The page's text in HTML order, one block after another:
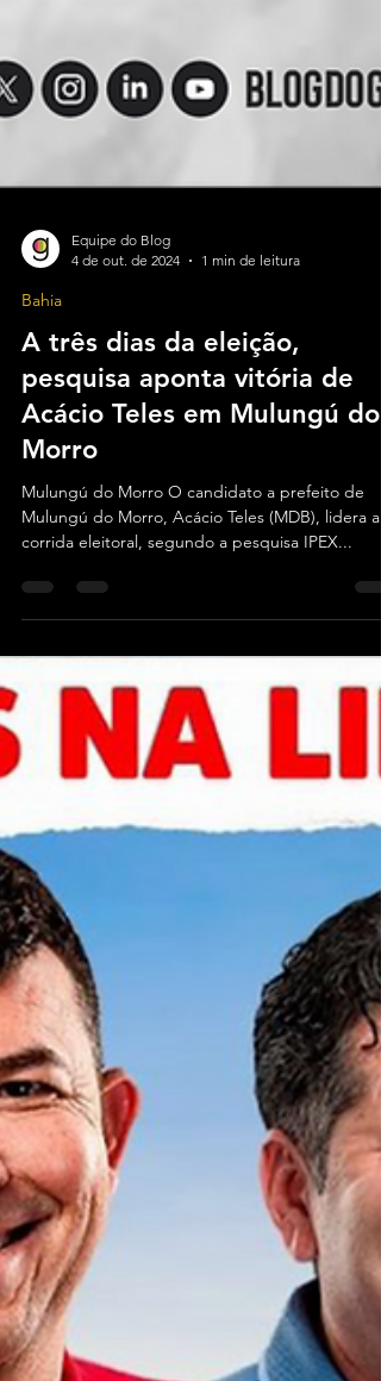
Equipe do Blog
4 de out. de 2024
1 min de leitura
Bahia
A três dias da eleição,
pesquisa aponta vitória de
corrida eleitoral, segundo a pesquisa IPEX...